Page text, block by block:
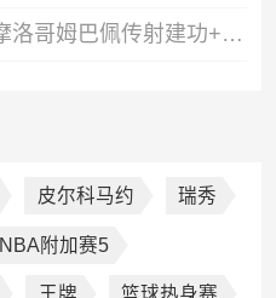
进军四强！法国2-0摩洛哥姆巴佩传射建功+失点登贝莱贴地斩
皮尔科马约 瑞秀
NBA附加赛5